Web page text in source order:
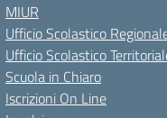
MIUR
Ufficio Scolastico
Ufficio Scolastico
Scuola in Chiaro
Iscrizioni On Line